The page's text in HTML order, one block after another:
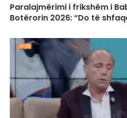
Paralajmërimi i frikshëm i
Botërorin 2026: “Do të